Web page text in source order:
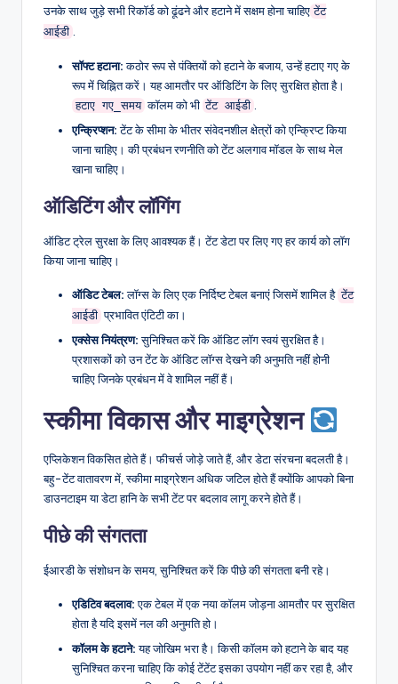
उनके साथ जुड़े सभी रिकॉर्ड को ढूंढने और हटाने में सक्षम होना चाहिए टेंट
आईडी .
सॉफ्ट हटाना:कठोर रूप से पंक्तियों को हटाने के बजाय, उन्हें हटाए गए के
रूप में चिह्नित करें। यह आमतौर पर ऑडिटिंग के लिए सुरक्षित होता है।
हटाए गए_समय कॉलम को भी टेंट आईडी .
एन्क्रिप्शन:टेंट के सीमा के भीतर संवेदनशील क्षेत्रों को एन्क्रिप्ट किया
जाना चाहिए। की प्रबंधन रणनीति को टेंट अलगाव मॉडल के साथ मेल
खाना चाहिए।
ऑडिटिंग और लॉगिंग
ऑडिट ट्रेल सुरक्षा के लिए आवश्यक हैं। टेंट डेटा पर लिए गए हर कार्य को लॉग
किया जाना चाहिए।
ऑडिट टेबल:लॉग्स के लिए एक निर्दिष्ट टेबल बनाएं जिसमें शामिल है टेंट
आईडी प्रभावित एंटिटी का।
एक्सेस नियंत्रण:सुनिश्चित करें कि ऑडिट लॉग स्वयं सुरक्षित है।
प्रशासकों को उन टेंट के ऑडिट लॉग्स देखने की अनुमति नहीं होनी
चाहिए जिनके प्रबंधन में वे शामिल नहीं हैं।
स्कीमा विकास और माइग्रेशन
एप्लिकेशन विकसित होते हैं। फीचर्स जोड़े जाते हैं, और डेटा संरचना बदलती है।
बहु-टेंट वातावरण में, स्कीमा माइग्रेशन अधिक जटिल होते हैं क्योंकि आपको बिना
डाउनटाइम या डेटा हानि के सभी टेंट पर बदलाव लागू करने होते हैं।
पीछे की संगतता
ईआरडी के संशोधन के समय, सुनिश्चित करें कि पीछे की संगतता बनी रहे।
एडिटिव बदलाव:एक टेबल में एक नया कॉलम जोड़ना आमतौर पर सुरक्षित
होता है यदि इसमें नल की अनुमति हो।
कॉलम के हटाने:यह जोखिम भरा है। किसी कॉलम को हटाने के बाद यह
सुनिश्चित करना चाहिए कि कोई टेंटेंट इसका उपयोग नहीं कर रहा है, और